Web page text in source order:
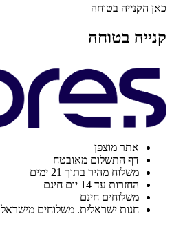
כאן הקנייה בטוחה
קנייה בטוחה
אתר מוצפן
דף התשלום מאובטח
משלוח מהיר בתוך 21 ימים
החזרות עד 14 יום חינם
משלוחים חינם
חנות ישראלית. משלוחים מישראל